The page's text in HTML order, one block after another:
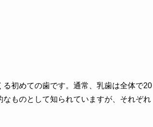
初めての歯です。通常、乳歯は全体で20
ものとして知られていますが、それぞれ